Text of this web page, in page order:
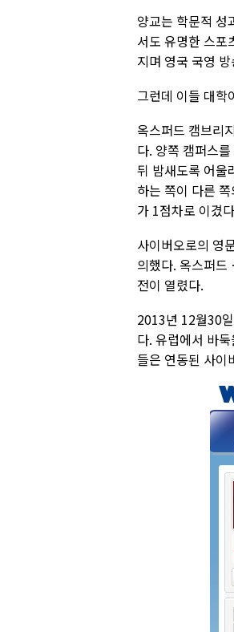
양교는 학문적 성
서도 유명한 스포
지며 영국 국영
그런데 이들 대학
옥스퍼드 캠브리
다. 양쪽 캠퍼스
뒤 밤새도록 어울
하는 쪽이 다른
가 1점차로 이겼
사이버오로의 영
의했다. 옥스퍼드
전이 열렸다.
2013년 12월30
다. 유럽에서 바
들은 연동된 사이